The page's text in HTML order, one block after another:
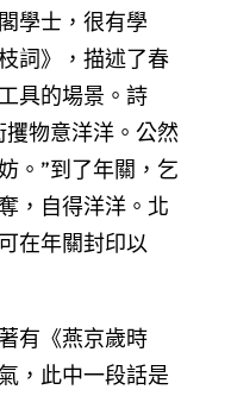
學士，很有學
詞》，描述了春
具的場景。詩
物意洋洋。公然
。”到了年關，乞
，自得洋洋。北
在年關封印以
有《燕京歲時
，此中一段話是